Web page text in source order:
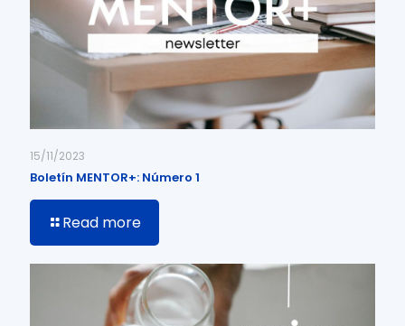
15/11/2023
Boletín MENTOR+: Número 1
Read more